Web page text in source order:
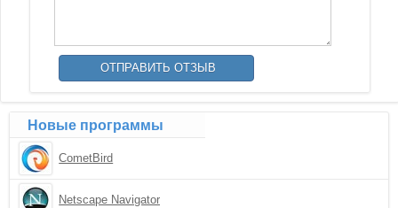
Новые программы
CometBird
Netscape Navigator